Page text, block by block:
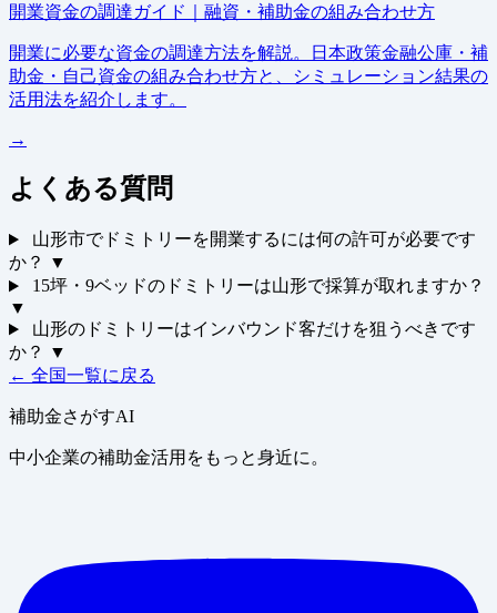
開業資金の調達ガイド｜融資・補助金の組み合わせ方
開業に必要な資金の調達方法を解説。日本政策金融公庫・補
助金・自己資金の組み合わせ方と、シミュレーション結果の
活用法を紹介します。
→
よくある質問
山形市でドミトリーを開業するには何の許可が必要です
か？
▼
15坪・9ベッドのドミトリーは山形で採算が取れますか？
▼
山形のドミトリーはインバウンド客だけを狙うべきです
か？
▼
← 全国一覧に戻る
補助金さがすAI
中小企業の補助金活用をもっと身近に。